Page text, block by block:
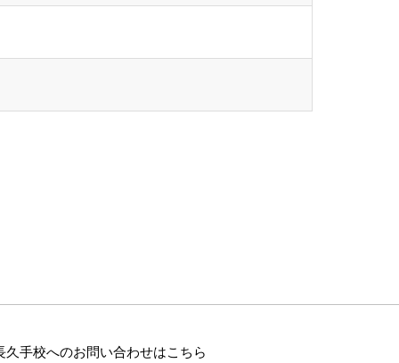
久手校へのお問い合わせはこちら